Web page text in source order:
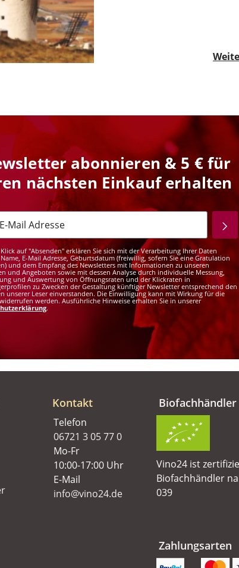
abonnieren & 5 € für
nächsten Einkauf erhalten
auf "Absenden" erklären Sie sich mit der Verarbeitung Ihrer Daten
E-Mail Adresse, Geburtsdatum (freiwillig, sofern Sie eine Gratulation
und dem Empfang des Newsletters mit Informationen zu unseren
und Angeboten sowie mit dessen Analyse durch individuelle Messung,
und Auswertung von Öffnungsraten und der Klickraten in
zu Zwecken der Gestaltung künftiger Newsletter entsprechend den
unserer Leser einverstanden. Die Einwilligung kann mit Wirkung für die
werden. Ausführliche Hinweise erhalten Sie in unserer
.
Kontakt
Telefon
06721 3 05 77 0
Mo-Fr
10:00-17:00 Uhr
E-Mail
info@vino24.de
Biofachhändler
Vino24 ist
Biofachhändler
039
Zahlungsarten